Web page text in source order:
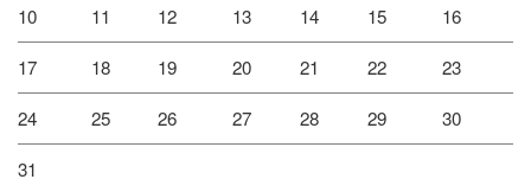
10 11 12 13 14 15 16
17 18 19 20 21 22 23
24 25 26 27 28 29 30
31